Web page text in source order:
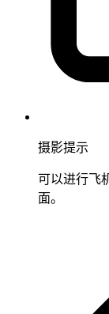
摄影提示
可以进行飞
面。